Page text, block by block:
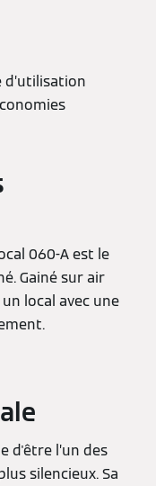
060-A est le
Gainé sur air
local avec une
d'être l’un des
silencieux. Sa